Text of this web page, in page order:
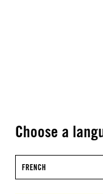
Choose a
FRENCH